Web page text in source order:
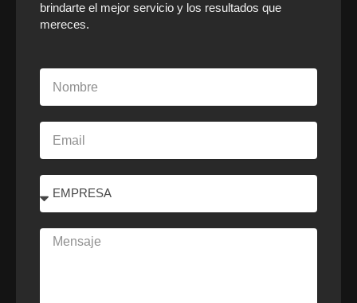
brindarte el mejor servicio y los resultados que
mereces.
Mensaje